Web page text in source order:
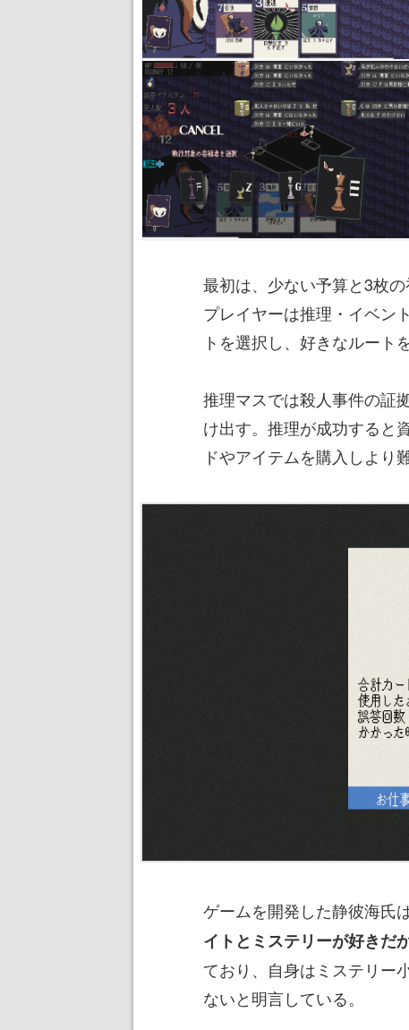
最初は、少ない予算と3枚
プレイヤーは推理・イベン
トを選択し、好きなルート
推理マスでは殺人事件の証
け出す。推理が成功すると
ドやアイテムを購入しより
ゲームを開発した静彼海氏
イトとミステリーが好きだ
ており、自身はミステリー
ないと明言している。